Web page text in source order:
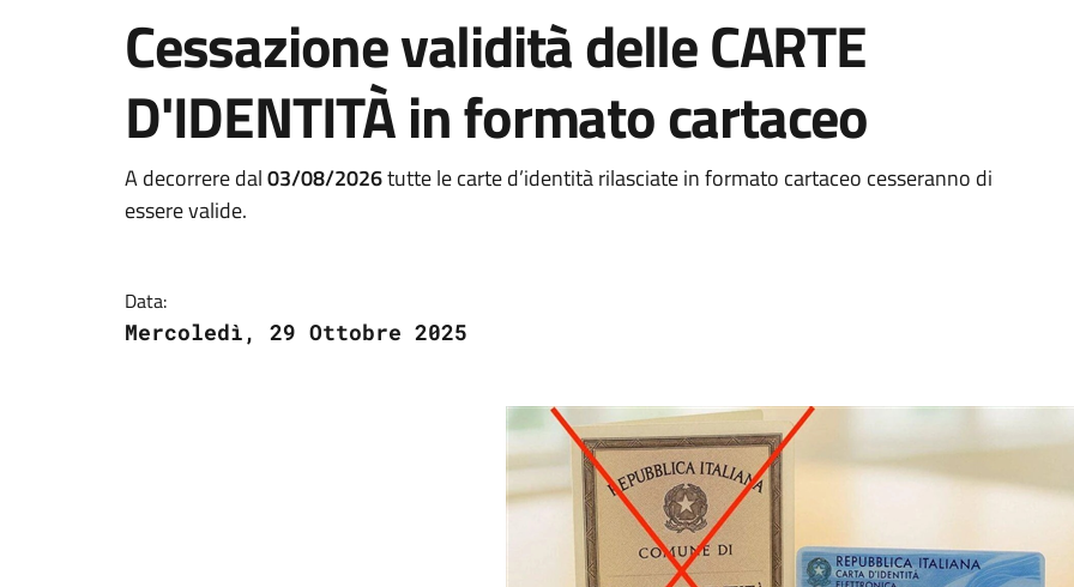
Cessazione validità delle CARTE
D'IDENTITÀ in formato cartaceo
A decorrere dal03/08/2026tutte le carte d’identità rilasciate in formato cartaceo cesseranno di
essere valide.
Data:
Mercoledì, 29 Ottobre 2025